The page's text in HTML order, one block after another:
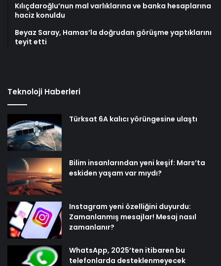
Kılıçdaroğlu’nun mal varlıklarına ve banka hesaplarına
haciz konuldu
Beyaz Saray, Hamas’la doğrudan görüşme yaptıklarını
teyit etti
Teknoloji Haberleri
Türksat 6A kalıcı yörüngesine ulaştı
Bilim insanlarından yeni keşif: Mars’ta
eskiden yaşam var mıydı?
Instagram yeni özelliğini duyurdu:
Zamanlanmış mesajlar! Mesaj nasıl
zamanlanır?
WhatsApp, 2025’ten itibaren bu
telefonlarda desteklenmeyecek